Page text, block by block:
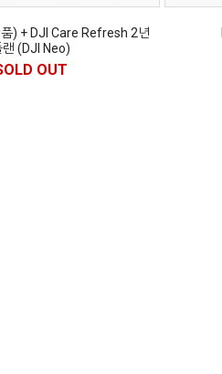
) + DJI Care Refresh 2년
랜 (DJI Neo)
OUT